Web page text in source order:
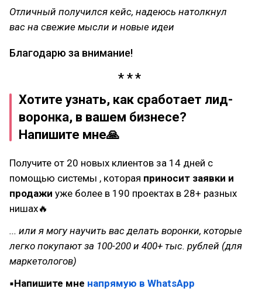
Отличный получился кейс, надеюсь натолкнул
вас на свежие мысли и новые идеи
Благодарю за внимание!
Хотите узнать, как сработает лид-
воронка, в вашем бизнесе?
Напишите мне🙏
Получите от 20 новых клиентов за 14 дней с
помощью системы , которая приносит заявки и
продажи уже более в 190 проектах в 28+ разных
нишах🔥
... или я могу научить вас делать воронки, которые
легко покупают за 100-200 и 400+ тыс. рублей (для
маркетологов)
▪️Напишите мне напрямую в WhatsApp